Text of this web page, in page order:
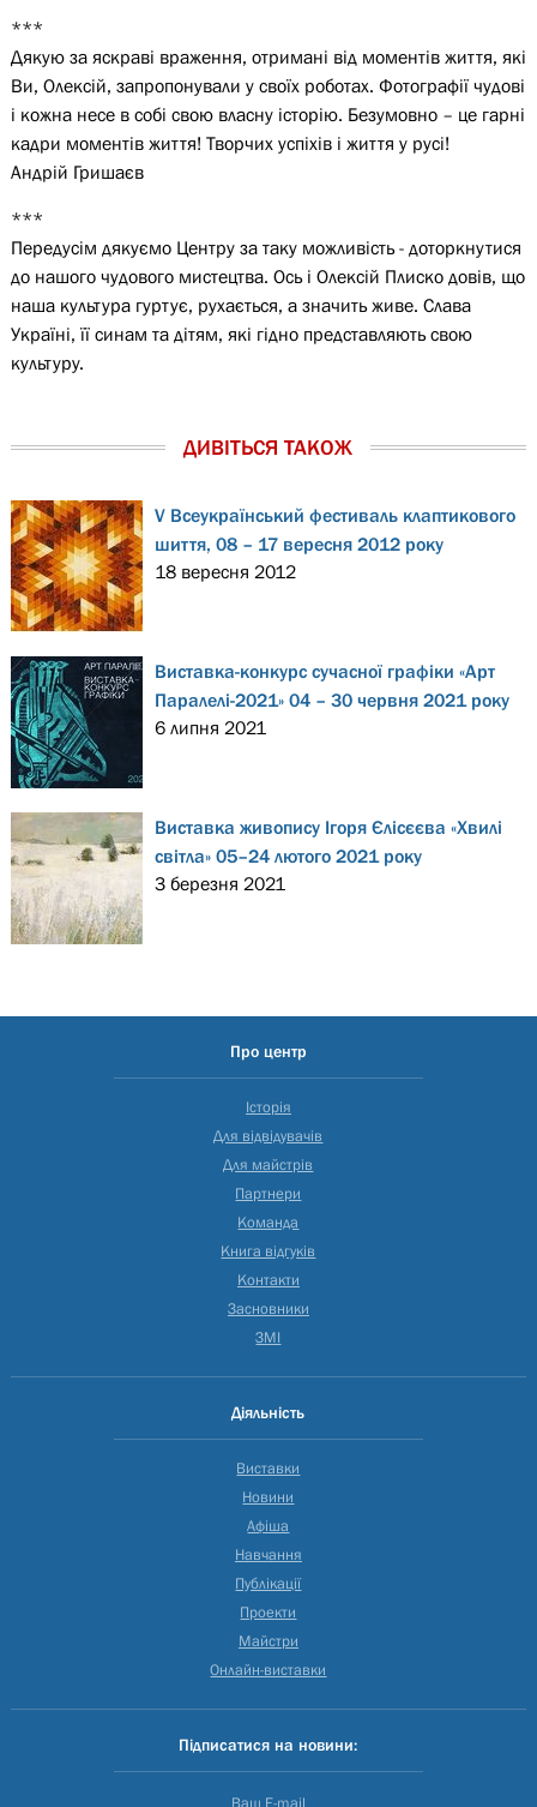
***
Дякую за яскраві враження, отримані від моментів життя, які
Ви, Олексій, запропонували у своїх роботах. Фотографії чудові
і кожна несе в собі свою власну історію. Безумовно – це гарні
кадри моментів життя! Творчих успіхів і життя у русі!
Андрій Гришаєв
***
Передусім дякуємо Центру за таку можливість - доторкнутися
до нашого чудового мистецтва. Ось і Олексій Плиско довів, що
наша культура гуртує, рухається, а значить живе. Слава
Україні, її синам та дітям, які гідно представляють свою
культуру.
ДИВІТЬСЯ ТАКОЖ
V Всеукраїнський фестиваль клаптикового
шиття, 08 – 17 вересня 2012 року
18 вересня 2012
Виставка-конкурс сучасної графіки «Арт
Паралелі-2021» 04 – 30 червня 2021 року
6 липня 2021
Виставка живопису Ігоря Єлісєєва «Хвилі
світла» 05–24 лютого 2021 року
3 березня 2021
Про центр
Історія
Для відвідувачів
Для майстрів
Партнери
Команда
Книга відгуків
Контакти
Засновники
ЗМІ
Діяльність
Виставки
Новини
Афіша
Навчання
Публікації
Проекти
Майстри
Онлайн-виставки
Підписатися на новини:
Ваш E-mail